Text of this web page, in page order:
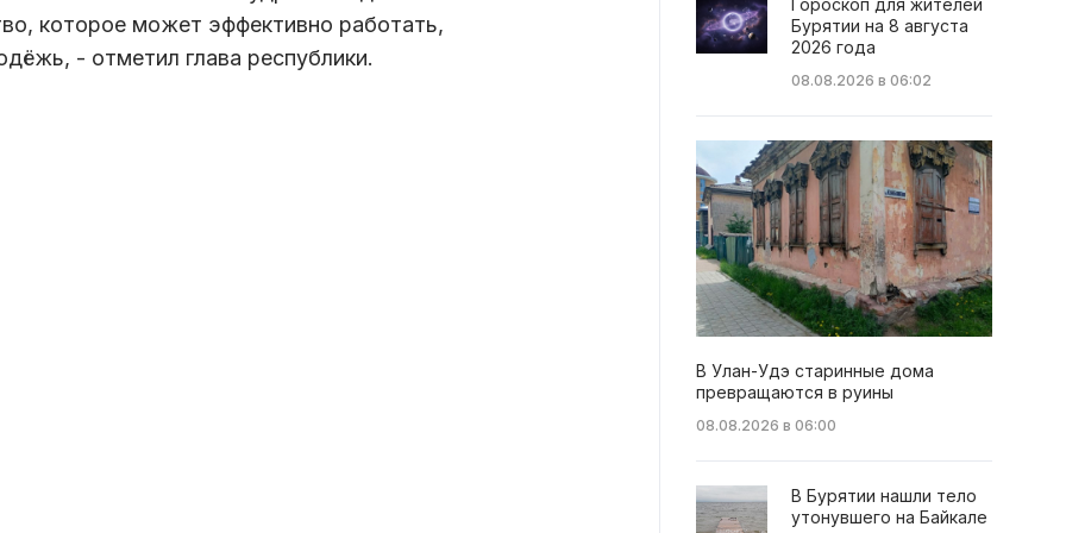
которое может эффективно работать,
- отметил глава республики.
Гороскоп для жителей
Бурятии на 8 августа
2026 года
08.08.2026 в 06:02
В Улан-Удэ старинные дома
превращаются в руины
08.08.2026 в 06:00
В Бурятии нашли тело
утонувшего на Байкале